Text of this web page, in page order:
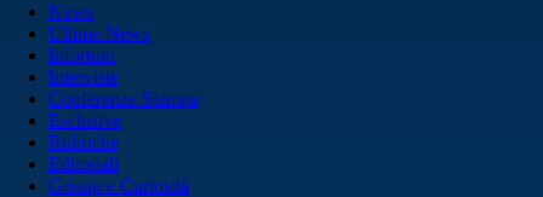
News
Ultime News
Infortuni
Interviste
Conferenze Stampa
Esclusive
Rubriche
Editoriali
Gossip e Curiosità